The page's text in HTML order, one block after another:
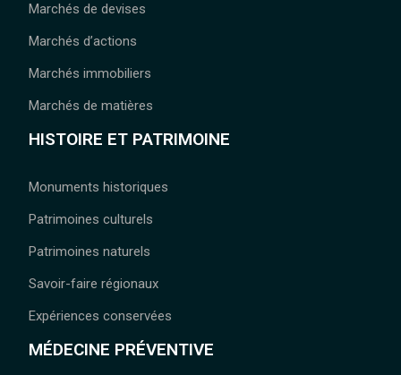
Marchés de devises
Marchés d’actions
Marchés immobiliers
Marchés de matières
HISTOIRE ET PATRIMOINE
Monuments historiques
Patrimoines culturels
Patrimoines naturels
Savoir-faire régionaux
Expériences conservées
MÉDECINE PRÉVENTIVE